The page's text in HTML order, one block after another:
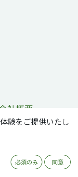
会社概要
のOdoo導入を支
世界で最も人気の
ートです。零細・
験をご提供いたし
必須のみ 同意